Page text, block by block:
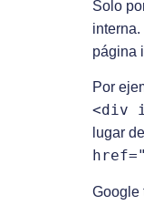
Solo
página
Por
<div
lugar
Google